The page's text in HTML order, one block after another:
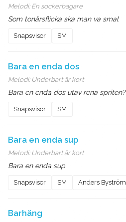
Melodi: En sockerbagare
Som tonårsflicka ska man va smal
Snapsvisor SM
Bara en enda dos
Melodi: Underbart är kort
Bara en enda dos utav rena spriten?
Snapsvisor SM
Bara en enda sup
Melodi: Underbart är kort
Bara en enda sup
Snapsvisor SM Anders Byström
Barhäng